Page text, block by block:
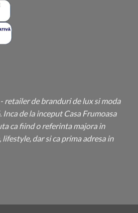
retailer de branduri de lux si moda
de la inceput Casa Frumoasa
ca fiind o referinta majora in
dar si ca prima adresa in